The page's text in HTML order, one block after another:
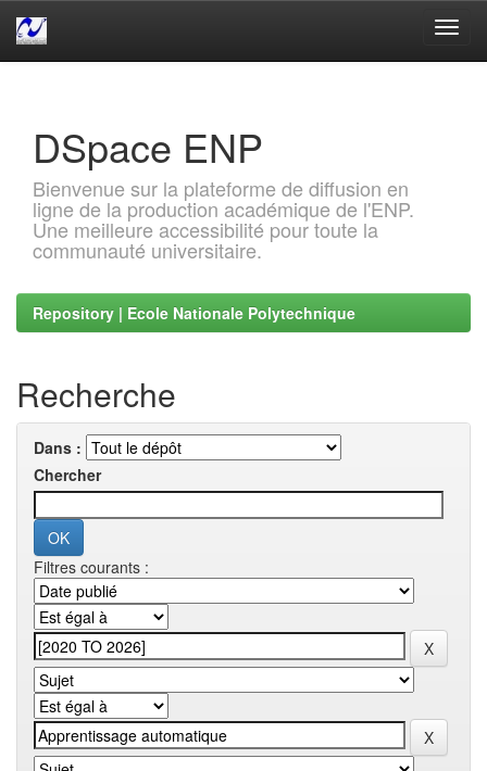
DSpace ENP
Bienvenue sur la plateforme de diffusion en
ligne de la production académique de l'ENP.
Une meilleure accessibilité pour toute la
communauté universitaire.
Repository | Ecole Nationale Polytechnique
Recherche
Dans :
Chercher
Filtres courants :